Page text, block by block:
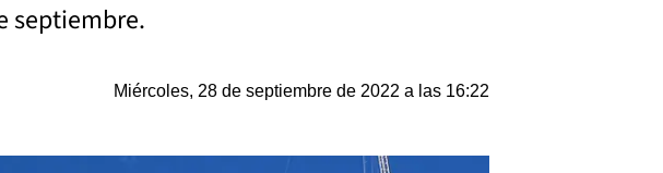
septiembre.
Miércoles, 28 de septiembre de 2022 a las 16:22